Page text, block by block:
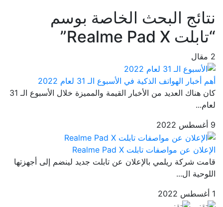
نتائج البحث الخاصة بوسم
“تابلت Realme Pad X”
2 مقال
أهم أخبار الهواتف الذكية في الأسبوع الـ 31 لعام 2022
كان هناك العديد من الأخبار القيمة والمميزة خلال الأسبوع الـ 31
لعام...
9 أغسطس 2022
الإعلان عن مواصفات تابلت Realme Pad X
قامت شركة ريلمي بالإعلان عن تابلت جديد لينضم إلى أجهزتها
اللوحية ال...
1 أغسطس 2022